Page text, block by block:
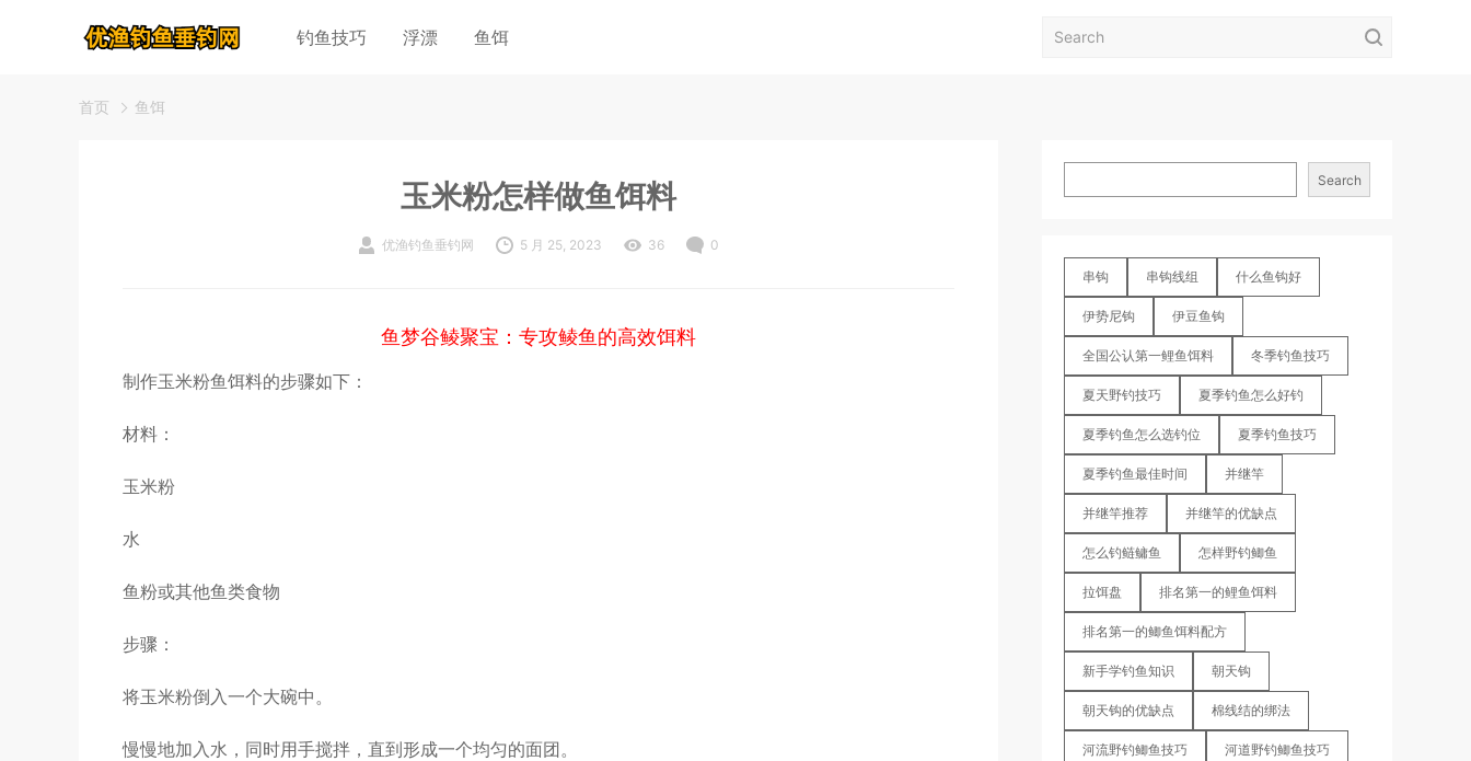
钓鱼技巧 浮漂 鱼饵
首页 鱼饵
玉米粉怎样做鱼饵料
优渔钓鱼垂钓网 5 月 25, 2023 36 0
鱼梦谷鲮聚宝：专攻鲮鱼的高效饵料
制作玉米粉鱼饵料的步骤如下：
材料：
玉米粉
水
鱼粉或其他鱼类食物
步骤：
将玉米粉倒入一个大碗中。
慢慢地加入水，同时用手搅拌，直到形成一个均匀的面团。
Search
串钩 串钩线组 什么鱼钩好
伊势尼钩 伊豆鱼钩
全国公认第一鲤鱼饵料 冬季钓鱼技巧
夏天野钓技巧 夏季钓鱼怎么好钓
夏季钓鱼怎么选钓位 夏季钓鱼技巧
夏季钓鱼最佳时间 并继竿
并继竿推荐 并继竿的优缺点
怎么钓鲢鳙鱼 怎样野钓鲫鱼
拉饵盘 排名第一的鲤鱼饵料
排名第一的鲫鱼饵料配方
新手学钓鱼知识 朝天钩
朝天钩的优缺点 棉线结的绑法
河流野钓鲫鱼技巧 河道野钓鲫鱼技巧